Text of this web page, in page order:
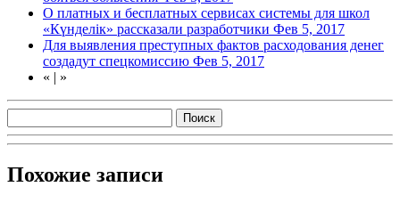
О платных и бесплатных сервисах системы для школ
«Күнделік» рассказали разработчики Фев 5, 2017
Для выявления преступных фактов расходования денег
создадут спецкомиссию Фев 5, 2017
« | »
Похожие записи